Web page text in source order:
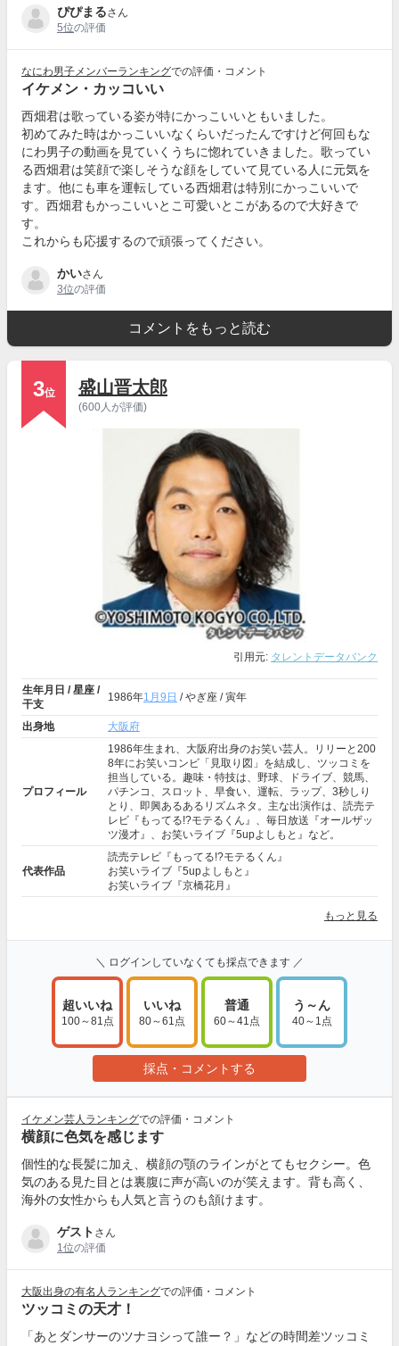
ぴぴまるさん
5位の評価
なにわ男子メンバーランキングでの評価・コメント
イケメン・カッコいい
西畑君は歌っている姿が特にかっこいいともいました。
初めてみた時はかっこいいなくらいだったんですけど何回もな
にわ男子の動画を見ていくうちに惚れていきました。歌ってい
る西畑君は笑顔で楽しそうな顔をしていて見ている人に元気を
ます。他にも車を運転している西畑君は特別にかっこいいで
す。西畑君もかっこいいとこ可愛いとこがあるので大好きで
す。
これからも応援するので頑張ってください。
かいさん
3位の評価
コメントをもっと読む
3位 盛山晋太郎
(600人が評価)
引用元: タレントデータバンク
生年月日 / 星座 /
干支
1986年1月9日 / やぎ座 / 寅年
出身地 大阪府
プロフィール
1986年生まれ、大阪府出身のお笑い芸人。リリーと200
8年にお笑いコンビ「見取り図」を結成し、ツッコミを
担当している。趣味・特技は、野球、ドライブ、競馬、
パチンコ、スロット、早食い、運転、ラップ、3秒しり
とり、即興あるあるリズムネタ。主な出演作は、読売テ
レビ『もってる!?モテるくん』、毎日放送『オールザッ
ツ漫才』、お笑いライブ『5upよしもと』など。
代表作品
読売テレビ『もってる!?モテるくん』
お笑いライブ『5upよしもと』
お笑いライブ『京橋花月』
もっと見る
＼ ログインしていなくても採点できます ／
超いいね
100～81点
いいね
80～61点
普通
60～41点
う～ん
40～1点
採点・コメントする
イケメン芸人ランキングでの評価・コメント
横顔に色気を感じます
個性的な長髪に加え、横顔の顎のラインがとてもセクシー。色
気のある見た目とは裏腹に声が高いのが笑えます。背も高く、
海外の女性からも人気と言うのも頷けます。
ゲスト さん
1位の評価
大阪出身の有名人ランキングでの評価・コメント
ツッコミの天才！
「あとダンサーのツナヨシって誰ー？」などの時間差ツッコミ